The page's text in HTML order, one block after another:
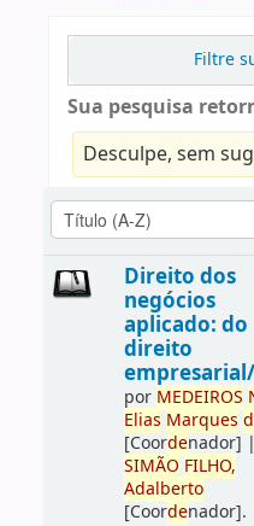
Filtre
Sua pesquisa
Desculpe, sem
Direito dos
negócios
aplicado: do
direito
empresarial/
por MEDEIROS
Elias Marques
[Coordenador] |
SIMÃO FILHO,
Adalberto
[Coordenador].